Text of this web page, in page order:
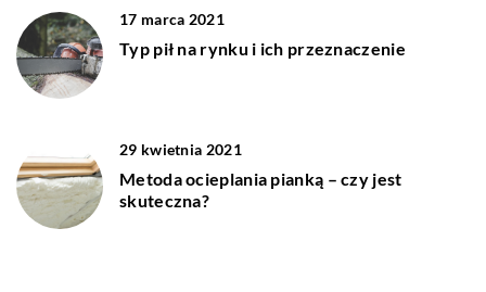
17 marca 2021
Typ pił na rynku i ich przeznaczenie
29 kwietnia 2021
Metoda ocieplania pianką – czy jest
skuteczna?